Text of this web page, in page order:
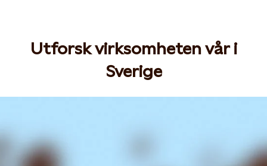
Utforsk virksomheten vår i
Sverige